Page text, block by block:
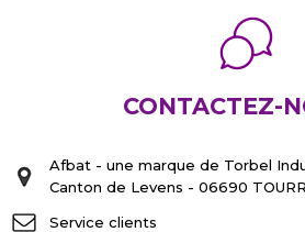
CONTACTEZ-
Afbat - une marque de Torbel
Canton de Levens - 06690
Service clients